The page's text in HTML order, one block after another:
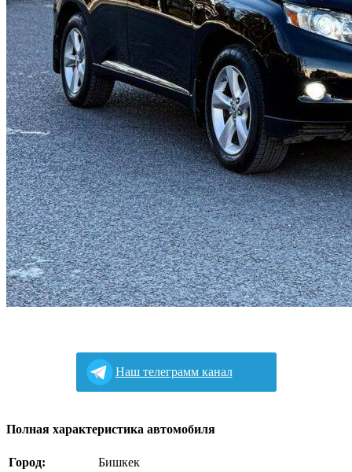
Наш телеграмм канал
Полная характеристика автомобиля
Город:
Бишкек